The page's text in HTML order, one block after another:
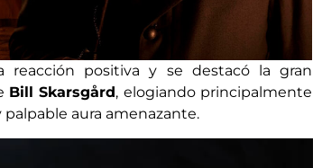
reacción positiva y se destacó la gran
Bill Skarsgård, elogiando principalmente
aura amenazante.